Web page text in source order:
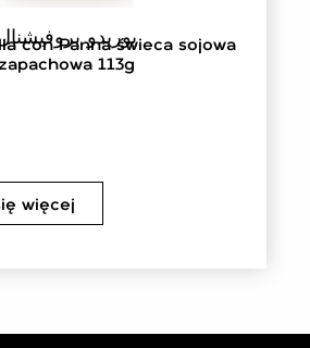
يوريدو
con Panna świeca sojowa
113g
więcej